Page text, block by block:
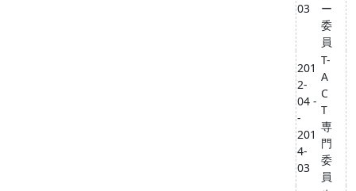
03
ー
委
員
201
2-
04 -
-
201
4-
03
T-
A
C
T
専
門
委
員